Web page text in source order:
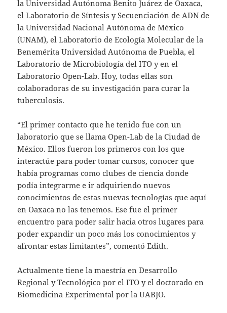
la Universidad Autónoma Benito Juárez de Oaxaca,
el Laboratorio de Síntesis y Secuenciación de ADN de
la Universidad Nacional Autónoma de México
(UNAM), el Laboratorio de Ecología Molecular de la
Benemérita Universidad Autónoma de Puebla, el
Laboratorio de Microbiología del ITO y en el
Laboratorio Open-Lab. Hoy, todas ellas son
colaboradoras de su investigación para curar la
tuberculosis.
“El primer contacto que he tenido fue con un
laboratorio que se llama Open-Lab de la Ciudad de
México. Ellos fueron los primeros con los que
interactúe para poder tomar cursos, conocer que
había programas como clubes de ciencia donde
podía integrarme e ir adquiriendo nuevos
conocimientos de estas nuevas tecnologías que aquí
en Oaxaca no las tenemos. Ese fue el primer
encuentro para poder salir hacia otros lugares para
poder expandir un poco más los conocimientos y
afrontar estas limitantes”, comentó Edith.
Actualmente tiene la maestría en Desarrollo
Regional y Tecnológico por el ITO y el doctorado en
Biomedicina Experimental por la UABJO.